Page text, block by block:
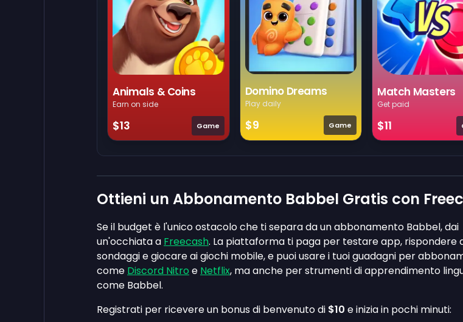
Animals & Coins
Earn on side
$13 Game
Domino Dreams
Play daily
$9 Game
Match Masters
Get paid
$11
Ottieni un Abbonamento Babbel Gratis con
Se il budget è l'unico ostacolo che ti separa da un abbonamento Babbel, dai
un'occhiata a Freecash. La piattaforma ti paga per testare app, rispondere
sondaggi e giocare ai giochi mobile, e puoi usare i tuoi guadagni per
come Discord Nitro e Netflix, ma anche per strumenti di apprendimento
come Babbel.
Registrati per ricevere un bonus di benvenuto di $10 e inizia in pochi minuti: